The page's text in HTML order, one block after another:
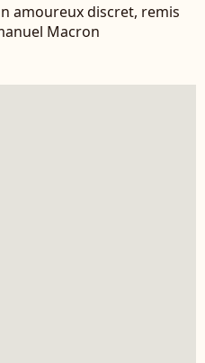
amoureux discret, remis
Macron